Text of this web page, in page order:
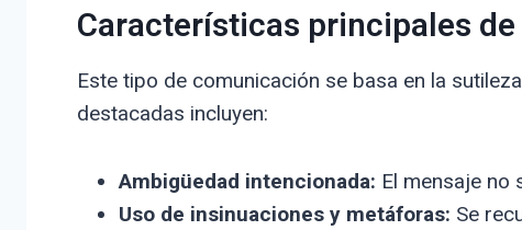
Características principales
Este tipo de comunicación se basa en la
destacadas incluyen:
Ambigüedad intencionada: El mensaje no
Uso de insinuaciones y metáforas: Se